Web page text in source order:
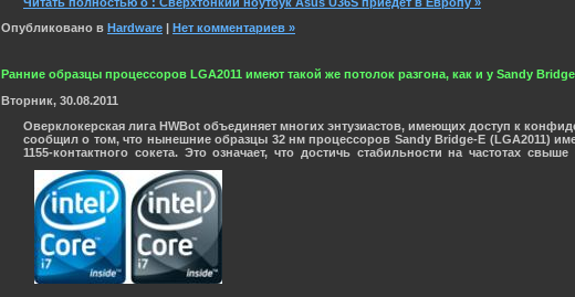
Опубликовано в Hardware | Нет комментариев »
Ранние образцы процессоров LGA2011 имеют такой же потолок разгона, как и у Sandy
Вторник, 30.08.2011
Оверклокерская лига HWBot объединяет многих энтузиастов, имеющих доступ к
сообщил о том, что нынешние образцы 32 нм процессоров Sandy Bridge-E (LGA2011)
1155-контактного сокета. Это означает, что достичь стабильности на частотах